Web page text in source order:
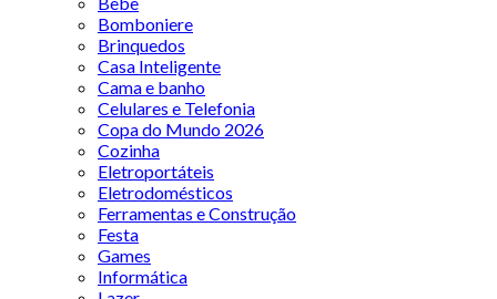
Bomboniere
Brinquedos
Casa Inteligente
Cama e banho
Celulares e Telefonia
Copa do Mundo 2026
Cozinha
Eletroportáteis
Eletrodomésticos
Ferramentas e Construção
Festa
Games
Informática